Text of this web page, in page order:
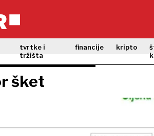
tvrtke i
tržišta
financije kripto
šket